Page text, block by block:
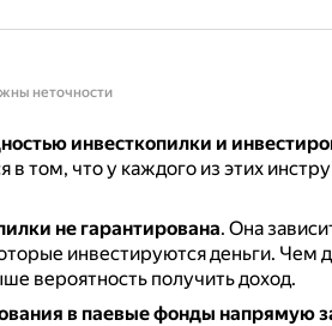
неточности
инвесткопилки и
в том, что у каждого из этих
не гарантирована. Она
инвестируются деньги. Чем
вероятность получить доход.
в паевые фонды напрямую